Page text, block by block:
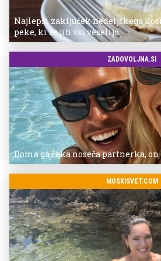
Najlepši zaključek nedeljskega
peke, ki se jih vsi veselijo
ZADOVOLJNA.SI
Doma ga čaka noseča partnerka, on
MOSKISVET.COM